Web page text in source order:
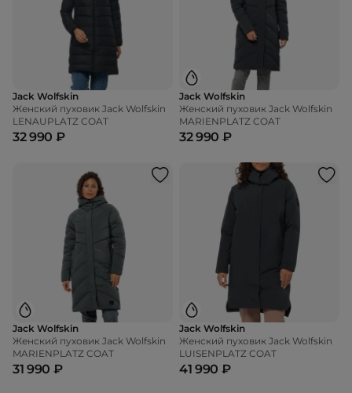
Jack Wolfskin
Женский пуховик Jack Wolfskin
LENAUPLATZ COAT
32 990 ₽
Jack Wolfskin
Женский пуховик Jack Wolfskin
MARIENPLATZ COAT
32 990 ₽
Jack Wolfskin
Женский пуховик Jack Wolfskin
MARIENPLATZ COAT
31 990 ₽
Jack Wolfskin
Женский пуховик Jack Wolfskin
LUISENPLATZ COAT
41 990 ₽